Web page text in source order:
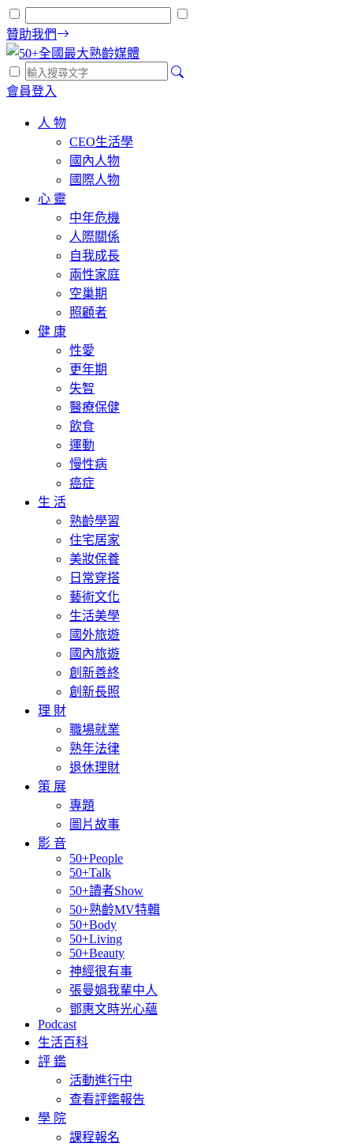
贊助我們
會員登入
人 物
CEO生活學
國內人物
國際人物
心 靈
中年危機
人際關係
自我成長
兩性家庭
空巢期
照顧者
健 康
性愛
更年期
失智
醫療保健
飲食
運動
慢性病
癌症
生 活
熟齡學習
住宅居家
美妝保養
日常穿搭
藝術文化
生活美學
國外旅遊
國內旅遊
創新善終
創新長照
理 財
職場就業
熟年法律
退休理財
策 展
專題
圖片故事
影 音
50+People
50+Talk
50+讀者Show
50+熟齡MV特輯
50+Body
50+Living
50+Beauty
神經很有事
張曼娟我輩中人
鄧惠文時光心蘊
Podcast
生活百科
評 鑑
活動進行中
查看評鑑報告
學 院
課程報名